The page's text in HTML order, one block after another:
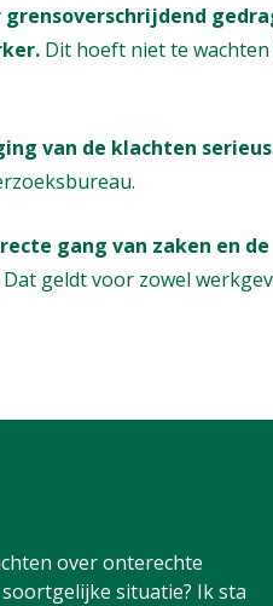
Dit hoeft niet te
van de klachten
gang van zaken en de
geldt voor zowel
over onterechte
situatie? Ik sta